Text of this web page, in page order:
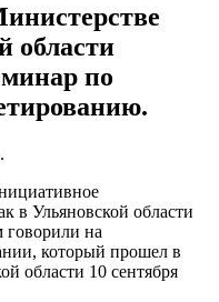
области
по
.
в Ульяновской области
говорили на
который прошел в
области 10 сентября